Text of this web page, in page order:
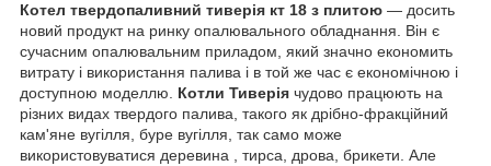
Котел твердопаливний тиверія кт 18 з плитою ― досить
новий продукт на ринку опалювального обладнання. Він є
сучасним опалювальним приладом, який значно економить
витрату і використання палива і в той же час є економічною і
доступною моделлю. Котли Тиверія чудово працюють на
різних видах твердого палива, такого як дрібно-фракційний
кам'яне вугілля, буре вугілля, так само може
використовуватися деревина , тирса, дрова, брикети. Але